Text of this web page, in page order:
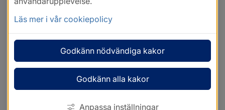
Läs mer i vår cookiepolicy
Godkänn nödvändiga kakor
Godkänn alla kakor
Anpassa inställningar